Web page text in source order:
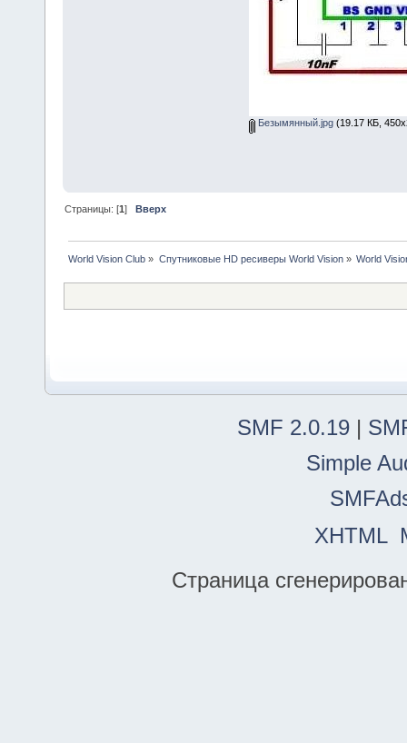
Безымянный.jpg(19.17 КБ,
Страницы: [1] Вверх
World Vision Club » Спутниковые HD ресиверы World Vision» World
SMF 2.0.19 |
Simple
XHTML
Страница